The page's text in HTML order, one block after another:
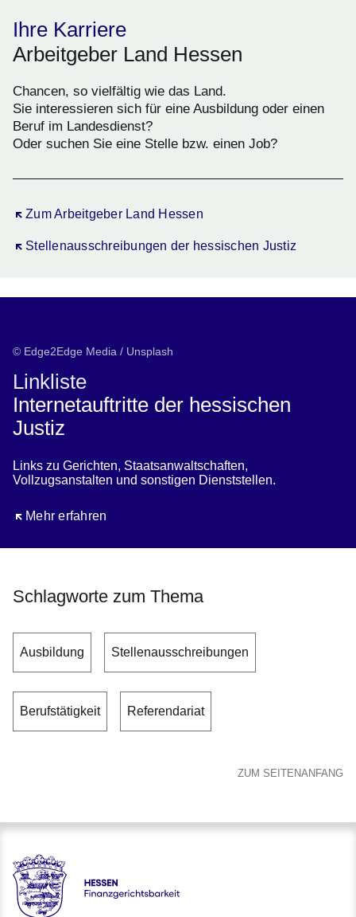
Ihre Karriere
Arbeitgeber Land Hessen
Chancen, so vielfältig wie das Land.
Sie interessieren sich für eine Ausbildung oder einen
Beruf im Landesdienst?
Oder suchen Sie eine Stelle bzw. einen Job?
Zum Arbeitgeber Land Hessen
Öffnet sich in einem neuen Fenster
Stellenausschreibungen der hessischen Justiz
Öffnet sich in einem neuen Fenster
© Edge2Edge Media / Unsplash
Linkliste
Internetauftritte der hessischen
Justiz
Links zu Gerichten, Staatsanwaltschaften,
Vollzugsanstalten und sonstigen Dienststellen.
Mehr erfahren
Öffnet sich in einem neuen Fenster
Schlagworte zum Thema
Ausbildung Stellenausschreibungen
Berufstätigkeit Referendariat
ZUM SEITENANFANG